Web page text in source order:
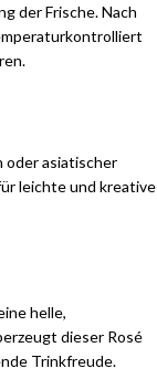
der Frische. Nach
oder asiatischer
leichte und kreative
helle,
dieser Rosé
Trinkfreude.